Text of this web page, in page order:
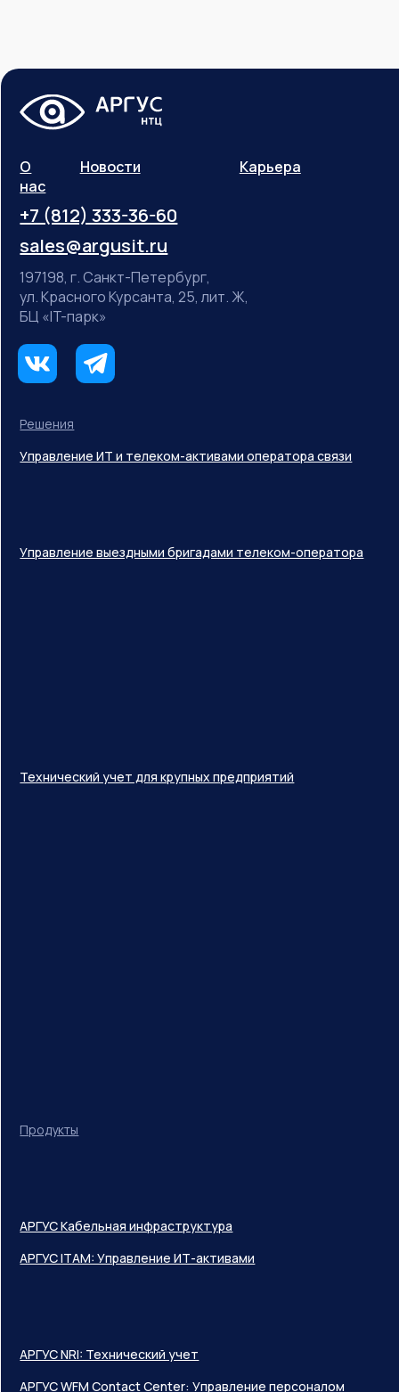
Решения
Продукты
Управление ИТ и телеком-активами оператора связи
О
нас
+7 (812) 333-36-60
sales@argusit.ru
Новости Карьера
197198, г. Санкт-Петербург,
ул. Красного Курсанта, 25, лит. Ж,
БЦ «IT-парк»
Управление выездными бригадами телеком-оператора
АРГУС NRI: Технический учет
АРГУС WFM Contact Center: Управление персоналом
Технический учет для крупных предприятий
АРГУС Кабельная инфраструктура
АРГУС ITAM: Управление ИТ-активами